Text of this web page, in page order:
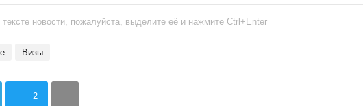
новости, пожалуйста, выделите её и нажмите Ctrl+Enter
визы
2